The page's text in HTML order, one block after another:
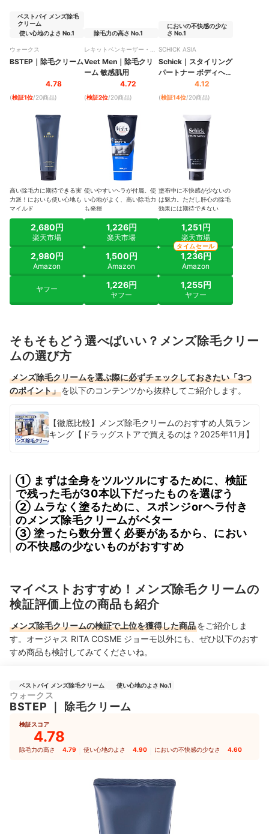
ベストバイ メンズ除毛
クリーム
使い心地のよさ No.1
ウォークス
BSTEP ｜ 除毛クリーム
4.78
(検証1位/20商品)
高い除毛力に期待できる実
力派！においも使い心地も
マイルド
2,680円
楽天市場
2,980円
Amazon
ヤフー
除毛力の高さ No.1
レキットベンキーザー・ジ
ャパン
Veet Men ｜ 除毛クリ
ーム 敏感肌用
4.72
(検証2位/20商品)
使いやすいヘラが付属。使
い心地がよく、高い除毛力
も発揮
1,226円
楽天市場
1,500円
Amazon
1,226円
ヤフー
においの不快感の少な
さ No.1
SCHICK ASIA
Schick ｜ スタイリング
パートナー ボディヘア
4.12
(検証14位/20商品)
塗布中に不快感が少ないの
は魅力。ただし肝心の除毛
効果には期待できない
1,251円
楽天市場
1,236円
Amazon
タイムセール
1,255円
ヤフー
そもそもどう選べばいい？メンズ除毛クリー
ムの選び方
メンズ除毛クリームを選ぶ際に必ずチェックしておきたい「3つ
のポイント」を以下のコンテンツから抜粋してご紹介します。
【徹底比較】メンズ除毛クリームのおすすめ人気ラン
キング【ドラッグストアで買えるのは？2025年11月】
① まずは全身をツルツルにするために、検証
で残った毛が30本以下だったものを選ぼう
② ムラなく塗るために、スポンジorヘラ付き
のメンズ除毛クリームがベター
③ 塗ったら数分置く必要があるから、におい
の不快感の少ないものがおすすめ
マイベストおすすめ！メンズ除毛クリームの
検証評価上位の商品も紹介
メンズ除毛クリームの検証で上位を獲得した商品をご紹介しま
す。オージャス RITA COSME ジョーモ以外にも、ぜひ以下のおす
すめ商品も検討してみてくださいね。
ベストバイ メンズ除毛クリーム 使い心地のよさ No.1
ウォークス
BSTEP ｜ 除毛クリーム
検証スコア
4.78
除毛力の高さ 4.79 使い心地のよさ 4.90 においの不快感の少なさ 4.60